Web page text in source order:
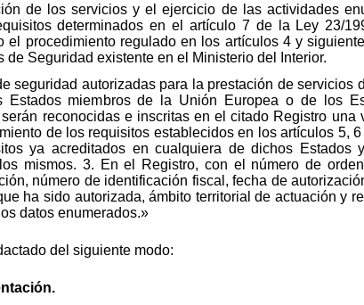
de los servicios y el ejercicio de las actividades
determinados en el artículo 7 de la Ley 23/
el procedimiento regulado en los artículos 4 y
de Seguridad existente en el Ministerio del Interior.
seguridad autorizadas para la prestación de servicios
Estados miembros de la Unión Europea o de los
reconocidas e inscritas en el citado Registro
de los requisitos establecidos en los artículos 5,
ya acreditados en cualquiera de dichos Estados
mismos. 3. En el Registro, con el número de
número de identificación fiscal, fecha de
ha sido autorizada, ámbito territorial de actuación y
datos enumerados.»
del siguiente modo: